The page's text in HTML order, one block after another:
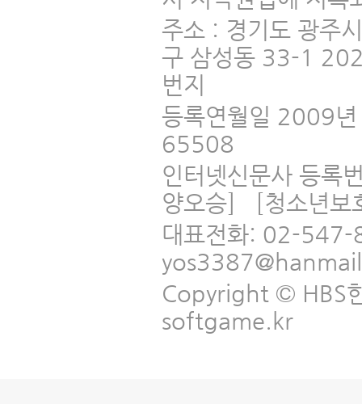
주소 : 경기도 광주
구 삼성동 33-1
번지
등록연월일 2009
65508
인터넷신문사 등
양오승] [청소년보
대표전화: 02-
Copyright © HBS
softgame.kr